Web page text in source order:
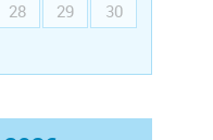
28 29
30